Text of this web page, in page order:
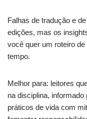
Falhas de tradução e
edições, mas os
você quer um roteiro
tempo.
Melhor para: leitores
na disciplina,
práticos de vida com